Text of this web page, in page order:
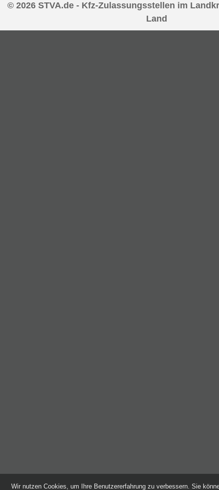
Wir nutzen Cookies, um Ihre Benutzererfahrung zu verbessern. Sie
© 2026 STVA.de - Kfz-Zulassungsstellen im
Land